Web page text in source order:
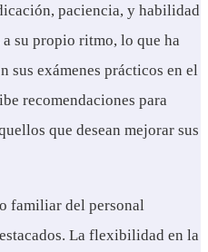
paciencia, y habilidad
su propio ritmo, lo que ha
sus exámenes prácticos en el
recomendaciones para
que desean mejorar sus
familiar del personal
La flexibilidad en la